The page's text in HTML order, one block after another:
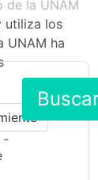
utiliza los
UNAM ha
-